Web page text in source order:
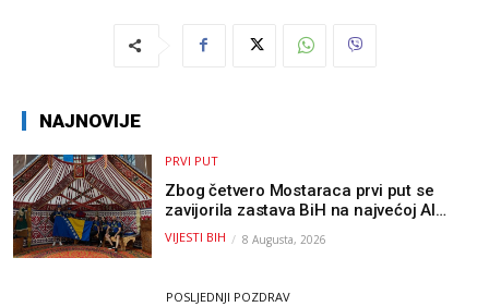
NAJNOVIJE
PRVI PUT
Zbog četvero Mostaraca prvi put se
zavijorila zastava BiH na najvećoj AI
olimpijadi, a sada je njihov mentor
postao član komiteta Međunarodne
VIJESTI BIH 8 Augusta, 2026
POSLJEDNJI POZDRAV